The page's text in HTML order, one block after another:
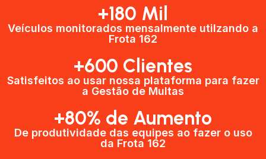
+180 Mil
Veículos monitorados mensalmente utilzando a
Frota 162
+600 Clientes​
Satisfeitos ao usar nossa plataforma para fazer
a Gestão de Multas​
+80% de Aumento
De produtividade das equipes ao fazer o uso
da Frota 162​